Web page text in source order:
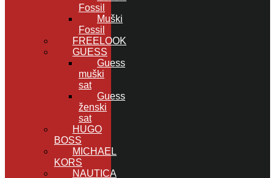
Fossil
Muški
Fossil
FREELOOK
GUESS
Guess
muški
sat
Guess
ženski
sat
HUGO
BOSS
MICHAEL
KORS
NAUTICA